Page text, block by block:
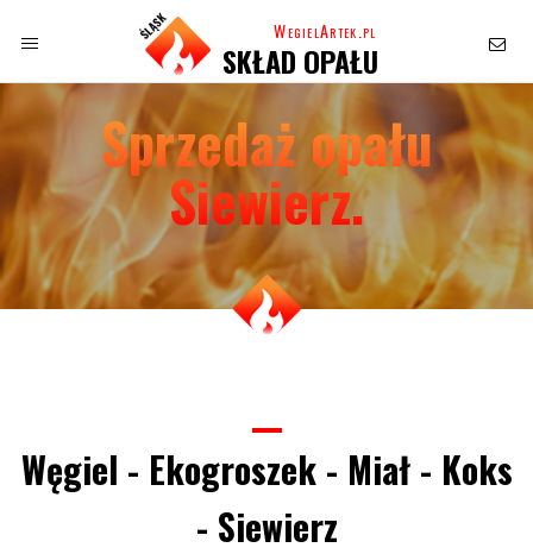
WegielArtek.pl
SKŁAD OPAŁU
Sprzedaż opału
Siewierz.
Węgiel - Ekogroszek - Miał - Koks
- Siewierz